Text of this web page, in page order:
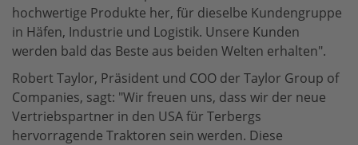
hochwertige Produkte her, für dieselbe Kundengruppe
in Häfen, Industrie und Logistik. Unsere Kunden
werden bald das Beste aus beiden Welten erhalten".
Robert Taylor, Präsident und COO der Taylor Group of
Companies, sagt: "Wir freuen uns, dass wir der neue
Vertriebspartner in den USA für Terbergs
hervorragende Traktoren sein werden. Diese